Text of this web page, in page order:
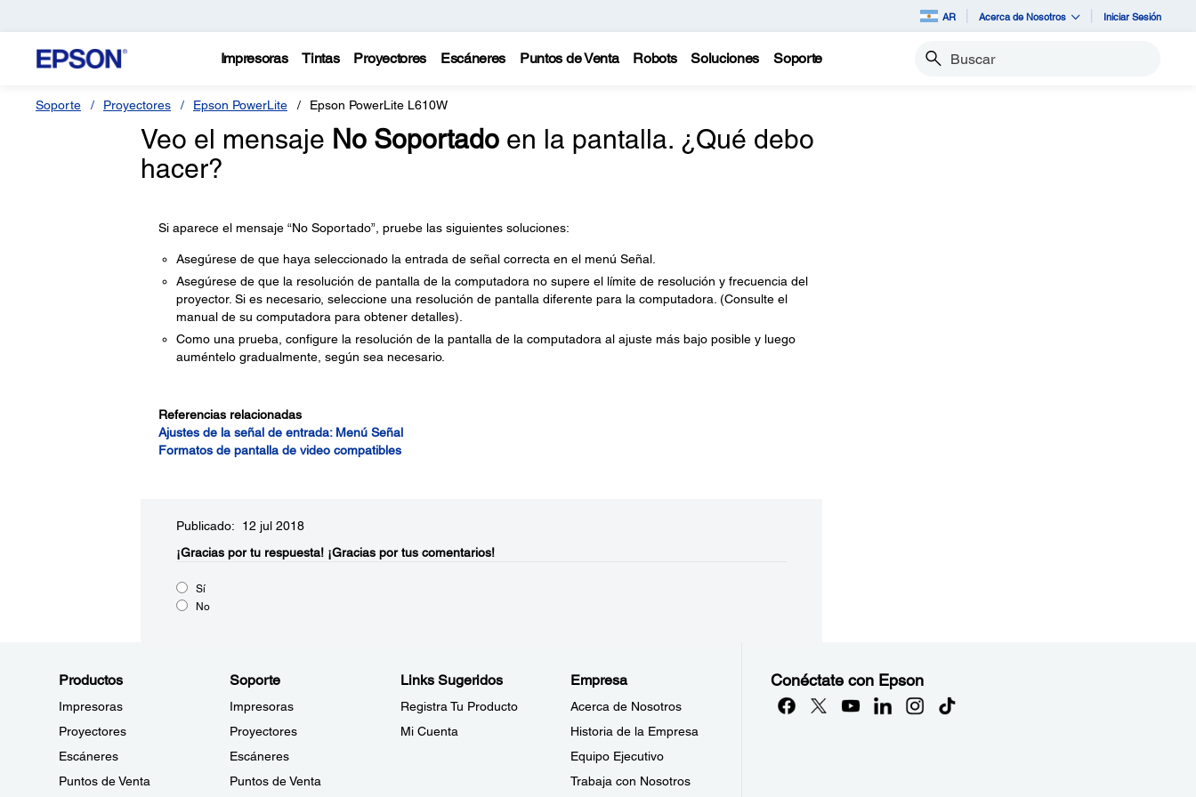
AR Acerca de Nosotros Iniciar Sesión
Impresoras Tintas Proyectores Escáneres Puntos de Venta Robots Soluciones Soporte Buscar
Soporte Proyectores Epson PowerLite Epson PowerLite L610W
Veo el mensaje No Soportadoen la pantalla. ¿Qué debo
hacer?
Si aparece el mensaje “No Soportado”, pruebe las siguientes soluciones:
Asegúrese de que haya seleccionado la entrada de señal correcta en el menú Señal.
Asegúrese de que la resolución de pantalla de la computadora no supere el límite de resolución y frecuencia del
proyector. Si es necesario, seleccione una resolución de pantalla diferente para la computadora. (Consulte el
manual de su computadora para obtener detalles).
Como una prueba, configure la resolución de la pantalla de la computadora al ajuste más bajo posible y luego
auméntelo gradualmente, según sea necesario.
Referencias relacionadas
Ajustes de la señal de entrada: Menú Señal
Formatos de pantalla de video compatibles
Publicado: 12 jul 2018
¡Gracias por tu respuesta! ¡Gracias por tus comentarios!
Sí
No
Productos
Impresoras
Proyectores
Escáneres
Puntos de Venta
Soporte
Impresoras
Proyectores
Escáneres
Puntos de Venta
Links Sugeridos
Registra Tu Producto
Mi Cuenta
Empresa
Acerca de Nosotros
Historia de la Empresa
Equipo Ejecutivo
Trabaja con Nosotros
Conéctate con Epson